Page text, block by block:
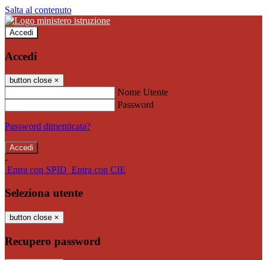
Salta al contenuto
Accedi
Accedi
button close ×
Nome Utente
Password
Password dimenticata?
-
Entra con SPID Entra con CIE
Seleziona utente
button close ×
Recupero password